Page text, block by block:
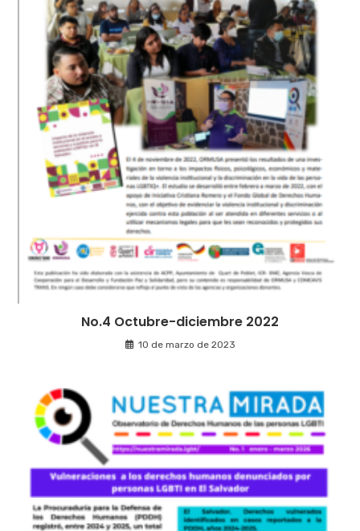
No.4 Octubre-diciembre 2022
10 de marzo de 2023